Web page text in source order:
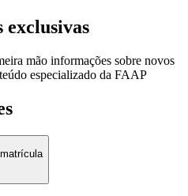
exclusivas
mão informações sobre novos
especializado da FAAP